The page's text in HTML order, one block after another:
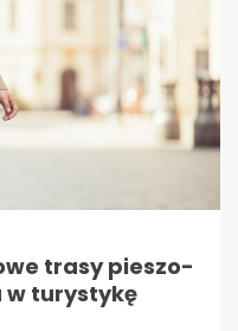
trasy pieszo-
w turystykę